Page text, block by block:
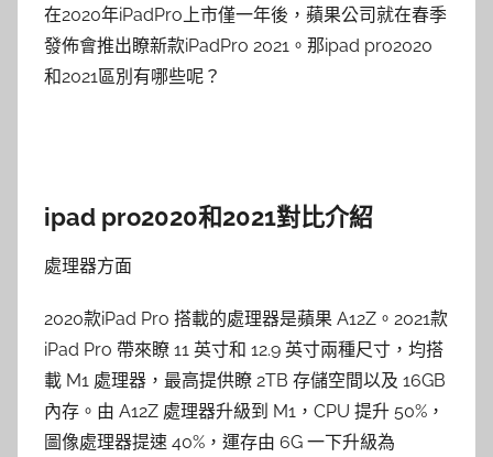
在2020年iPadPro上市僅一年後，蘋果公司就在春季
發佈會推出瞭新款iPadPro 2021。那ipad pro2020
和2021區別有哪些呢？
ipad pro2020和2021對比介紹
處理器方面
2020款iPad Pro 搭載的處理器是蘋果 A12Z。2021款
iPad Pro 帶來瞭 11 英寸和 12.9 英寸兩種尺寸，均搭
載 M1 處理器，最高提供瞭 2TB 存儲空間以及 16GB
內存。由 A12Z 處理器升級到 M1，CPU 提升 50%，
圖像處理器提速 40%，運存由 6G 一下升級為